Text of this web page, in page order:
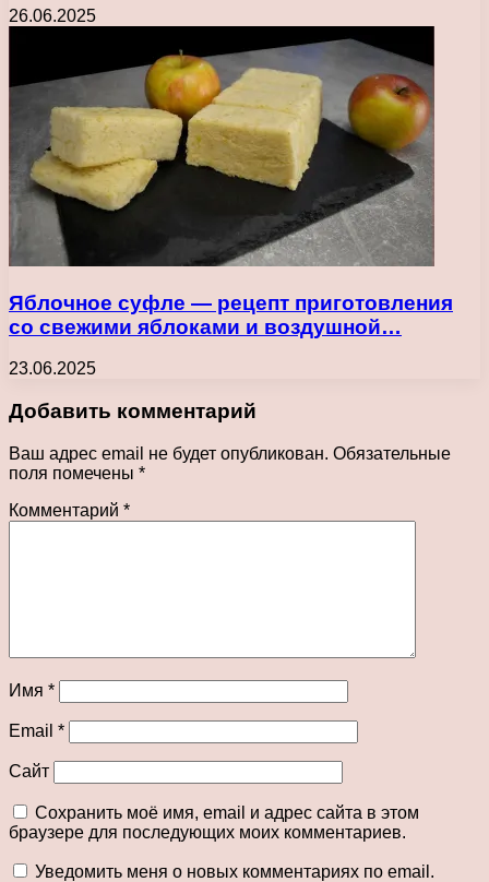
26.06.2025
Яблочное суфле — рецепт приготовления
со свежими яблоками и воздушной…
23.06.2025
Добавить комментарий
Ваш адрес email не будет опубликован. Обязательные
поля помечены *
Комментарий *
Имя *
Email *
Сайт
Сохранить моё имя, email и адрес сайта в этом
браузере для последующих моих комментариев.
Уведомить меня о новых комментариях по email.